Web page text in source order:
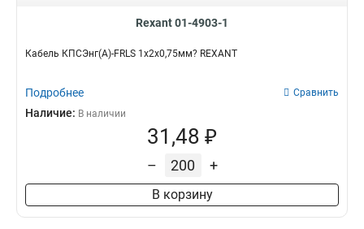
Rexant 01-4903-1
Кабель КПСЭнг(А)-FRLS 1x2x0,75мм? REXANT
Подробнее Сравнить
Наличие: В наличии
31,48 ₽
– +
В корзину